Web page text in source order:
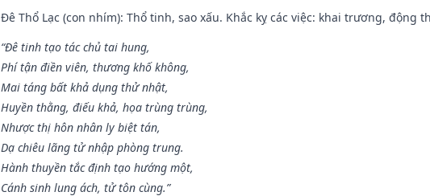
Đê Thổ Lạc (con nhím): Thổ tinh, sao xấu. Khắc kỵ các việc: khai trương, động
“Đê tinh tạo tác chủ tai hung,
Phí tận điền viên, thương khố không,
Mai táng bất khả dụng thử nhật,
Huyền thằng, điếu khả, họa trùng trùng,
Nhược thị hôn nhân ly biệt tán,
Dạ chiêu lãng tử nhập phòng trung.
Hành thuyền tắc định tạo hướng một,
Cánh sinh lung ách, tử tôn cùng.”